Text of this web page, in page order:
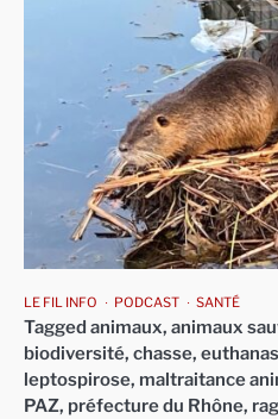
LE FIL INFO PODCAST SANTÉ
Tagged animaux, animaux
biodiversité, chasse,
leptospirose, maltraitance
PAZ, préfecture du Rhône,